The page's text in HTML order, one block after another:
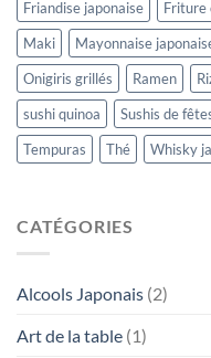
Friandise japonaise Friture
Maki
Mayonnaise
Onigiris grillés
Ramen
sushi quinoa
Sushis de
Tempuras
Thé Whisky
CATÉGORIES
Alcools Japonais (2)
Art de la table (1)